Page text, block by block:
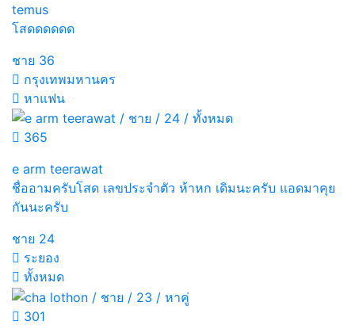
temus
โสดดดดดด
ชาย 36
กรุงเทพมหานคร
หาแฟน
365
e arm teerawat
ชื่ออามครับโสด เลขประจำตัว ห้าหก เดิมนะครับ แอดมาคุย
กันนะครับ
ชาย 24
ระยอง
ทั้งหมด
301